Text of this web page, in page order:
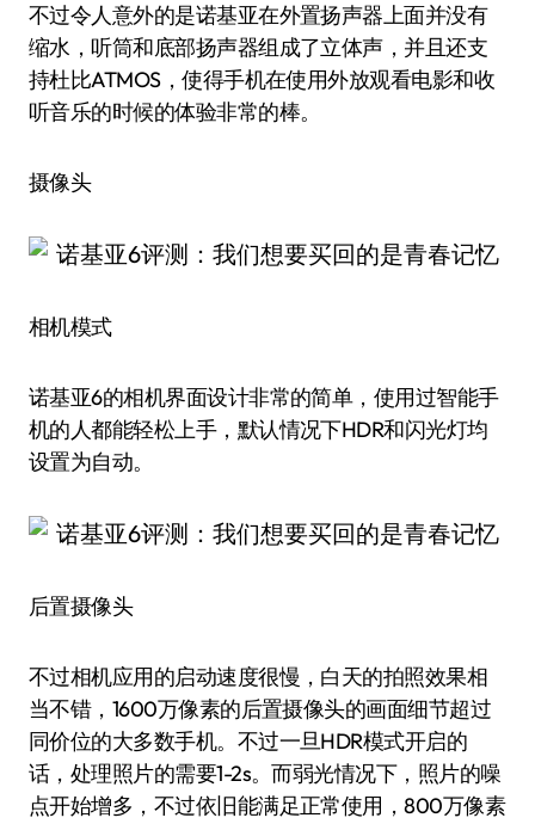
不过令人意外的是诺基亚在外置扬声器上面并没有
缩水，听筒和底部扬声器组成了立体声，并且还支
持杜比ATMOS，使得手机在使用外放观看电影和收
听音乐的时候的体验非常的棒。
摄像头
相机模式
诺基亚6的相机界面设计非常的简单，使用过智能手
机的人都能轻松上手，默认情况下HDR和闪光灯均
设置为自动。
后置摄像头
不过相机应用的启动速度很慢，白天的拍照效果相
当不错，1600万像素的后置摄像头的画面细节超过
同价位的大多数手机。不过一旦HDR模式开启的
话，处理照片的需要1-2s。而弱光情况下，照片的噪
点开始增多，不过依旧能满足正常使用，800万像素